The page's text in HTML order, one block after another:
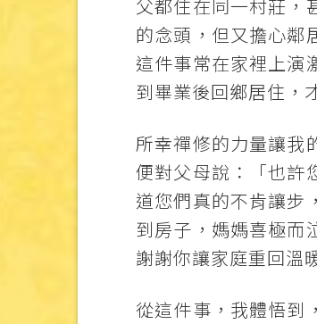
父都住在同一村莊，
的念頭，但又擔心鄰
這件事常在家裡上演
到畢業後回鄉居住，
所幸禪修的力量讓我
便對父母說：「也許
道您們真的不肯讓步
到房子，媽媽喜極而
謝謝你讓家庭重回溫
從這件事，我體悟到